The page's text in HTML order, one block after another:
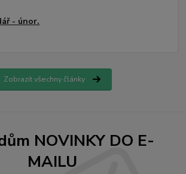
- únor.
Zobrazit všechny články
NOVINKY DO E-
MAILU